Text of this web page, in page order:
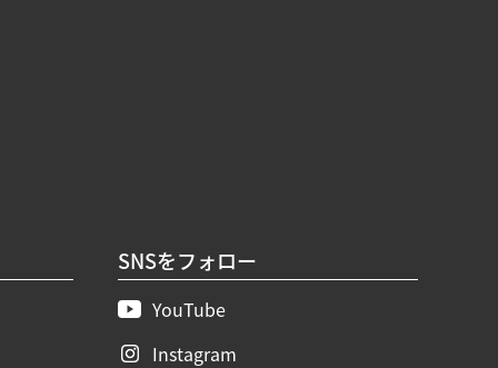
SNSをフォロー
YouTube
Instagram